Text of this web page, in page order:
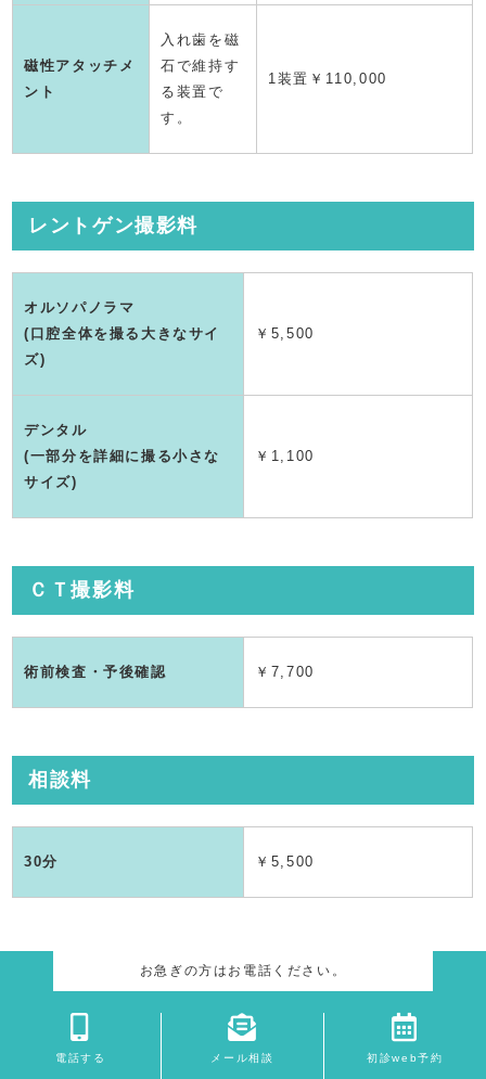
磁性アタッチメ
ント
入れ歯を磁
石で維持す
る装置で
す。
1装置￥110,000
レントゲン撮影料
オルソパノラマ
(口腔全体を撮る大きなサイ
ズ)
￥5,500
デンタル
(一部分を詳細に撮る小さな
サイズ)
￥1,100
ＣＴ撮影料
術前検査・予後確認 ￥7,700
相談料
30分 ￥5,500
医療費控除について
医療費控除は、高額の医療費負担に応じて税金を軽くしようとい
う国の制度です。保険の患者さん負担分はもちろん歯科の保険外
の負担も原則として医療費控除の対象になります。
お急ぎの方はお電話ください。
電話する メール相談 初診web予約